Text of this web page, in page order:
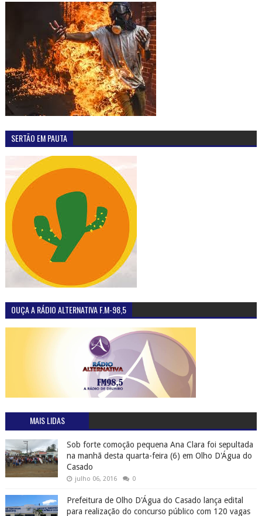
SERTÃO EM PAUTA
OUÇA A RÁDIO ALTERNATIVA F.M-98,5
MAIS LIDAS
Sob forte comoção pequena Ana Clara foi sepultada
na manhã desta quarta-feira (6) em Olho D'Água do
Casado
julho 06, 2016 0
Prefeitura de Olho D'Água do Casado lança edital
para realização do concurso público com 120 vagas